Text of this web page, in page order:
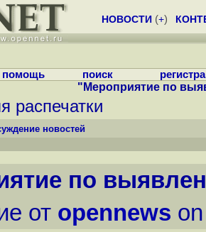
НОВОСТИ (+)
помощь поиск
"Мероприятие по
распечатки
новостей
по
от opennews